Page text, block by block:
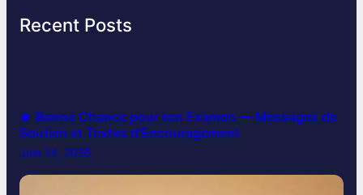
Recent Posts
🍀 Bonne Chance pour ton Examen — Messages de
Soutien et Textes d’Encouragement
Juin 14, 2026